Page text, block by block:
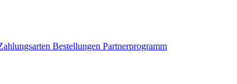
Bestellungen Partnerprogramm